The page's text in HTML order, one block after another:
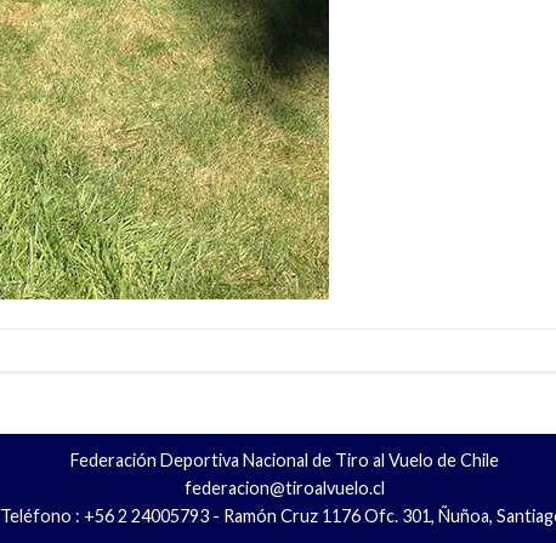
Federación Deportiva Nacional de Tiro al Vuelo de Chile
federacion@tiroalvuelo.cl
Teléfono : +56 2 24005793 - Ramón Cruz 1176 Ofc. 301, Ñuñoa,